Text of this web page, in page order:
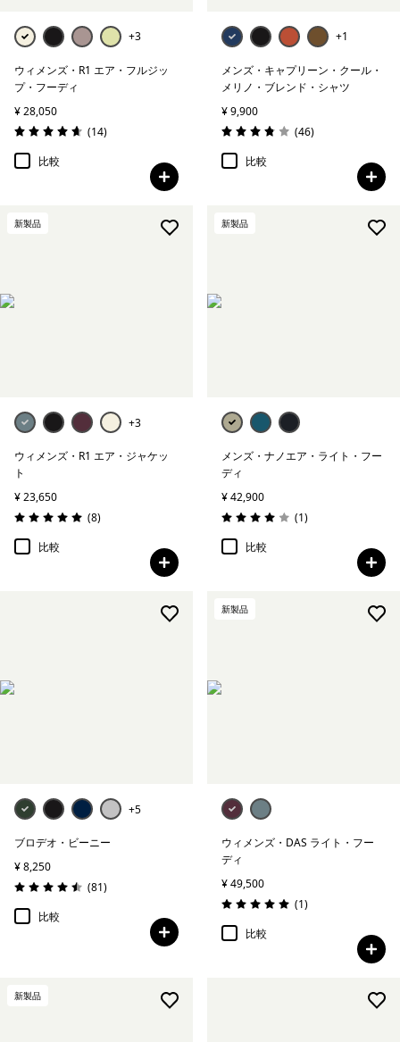
+3
ウィメンズ・R1 エア・フルジッ
プ・フーディ
¥ 28,050
評価: 4.6 / 5
(14レビュー
)
比較
+1
メンズ・キャプリーン・クール・
メリノ・ブレンド・シャツ
¥ 9,900
評価: 3.8 / 5
(46レビュー
)
比較
新製品
+3
ウィメンズ・R1 エア・ジャケッ
ト
¥ 23,650
評価: 5.0 / 5
(8レビュー
)
比較
新製品
メンズ・ナノエア・ライト・フー
ディ
¥ 42,900
評価: 4.0 / 5
(1レビュー
)
比較
+5
ブロデオ・ビーニー
¥ 8,250
評価: 4.5 / 5
(81レビュー
)
比較
新製品
ウィメンズ・DAS ライト・フー
ディ
¥ 49,500
評価: 5.0 / 5
(1レビュー
)
比較
新製品